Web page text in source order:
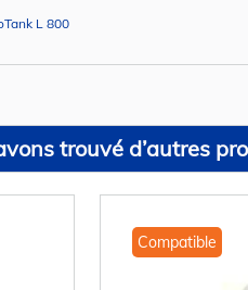
L 800
trouvé d’autres
Compatible